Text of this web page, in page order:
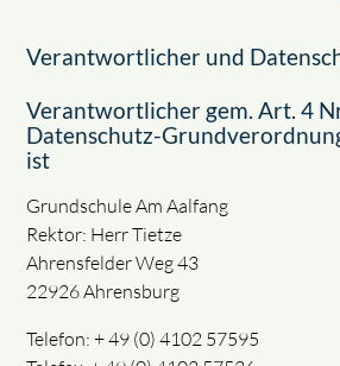
Verantwortlicher und
Verantwortlicher gem. Art. 4
Datenschutz-
ist
Grundschule Am Aalfang
Rektor: Herr Tietze
Ahrensfelder Weg 43
22926 Ahrensburg
Telefon: + 49 (0) 4102 57595